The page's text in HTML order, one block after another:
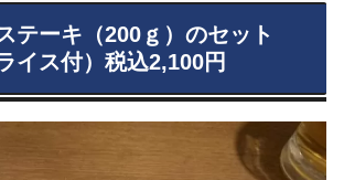
テーキ（200ｇ）のセット
イス付）税込2,100円